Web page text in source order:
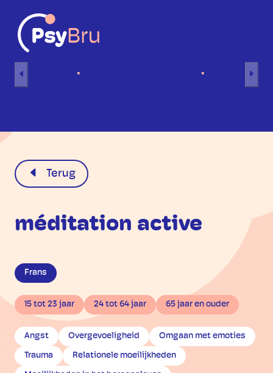
Terug
méditation active
Frans
15 tot 23 jaar 24 tot 64 jaar 65 jaar en ouder
Angst Overgevoeligheid Omgaan met emoties
Trauma Relationele moeilijkheden